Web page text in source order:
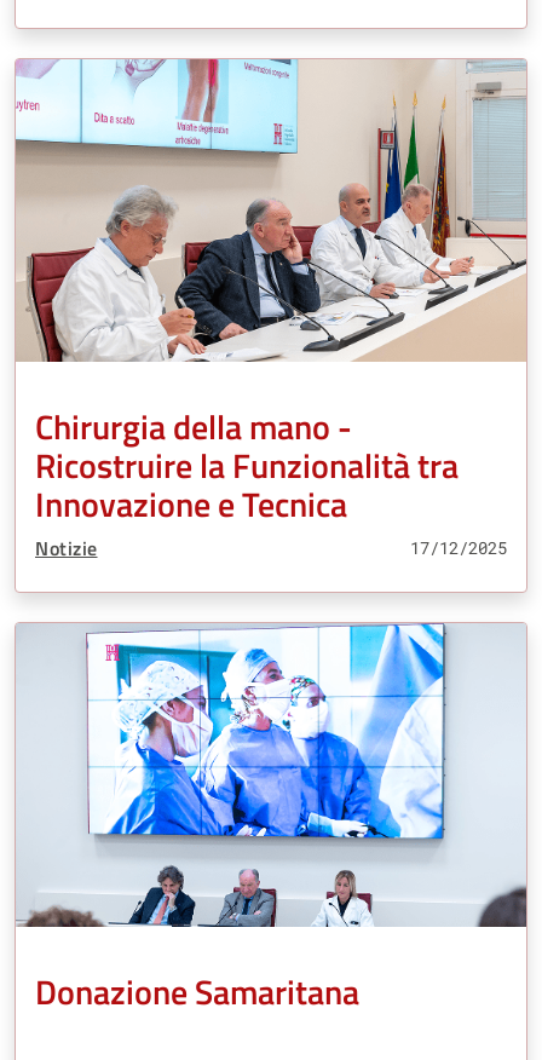
Chirurgia della mano -
Ricostruire la Funzionalità tra
Innovazione e Tecnica
Tipo Contenuto:
Notizie 17/12/2025
Donazione Samaritana